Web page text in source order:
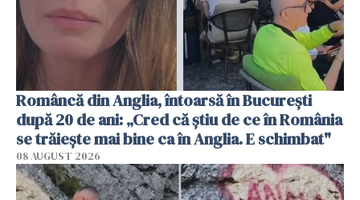
Româncă din Anglia, întoarsă în București
după 20 de ani: „Cred că știu de ce în România
se trăiește mai bine ca în Anglia. E schimbat"
08 AUGUST 2026